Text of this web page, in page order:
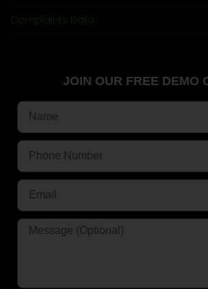
Complaints Data
JOIN OUR FREE DEMO